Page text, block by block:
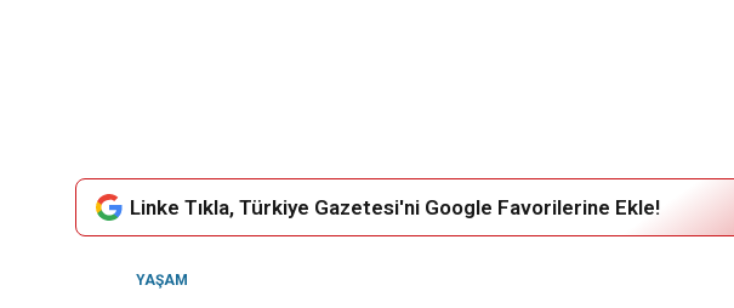
Linke Tıkla, Türkiye Gazetesi'ni Google Favorilerine Ekle!
YAŞAM